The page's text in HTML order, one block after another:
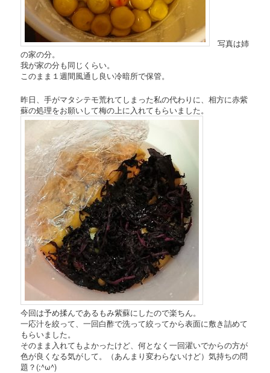
写真は姉
の家の分。
我が家の分も同じくらい。
このまま１週間風通し良い冷暗所で保管。
昨日、手がマタシテモ荒れてしまった私の代わりに、相方に赤紫
蘇の処理をお願いして梅の上に入れてもらいました。
今回は予め揉んであるもみ紫蘇にしたので楽ちん。
一応汁を絞って、一回白酢で洗って絞ってから表面に敷き詰めて
もらいました。
そのまま入れてもよかったけど、何となく一回濯いでからの方が
色が良くなる気がして。（あんまり変わらないけど）気持ちの問
題？(;^ω^)